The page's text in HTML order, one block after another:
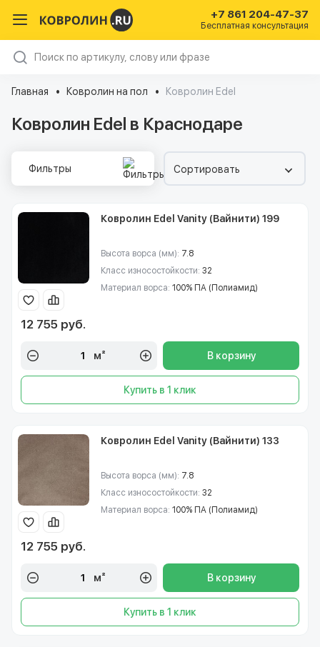
+7 861 204-47-37
Бесплатная консультация
Главная Ковролин на пол Ковролин Edel
Ковролин Edel в Краснодаре
Фильтры Сортировать
Ковролин Edel Vanity (Вайнити) 199
Высота ворса (мм): 7.8
Класс износостойкости: 32
Материал ворса: 100% ПА (Полиамид)
12 755 руб.
м² В корзину
Купить в 1 клик
Ковролин Edel Vanity (Вайнити) 133
Высота ворса (мм): 7.8
Класс износостойкости: 32
Материал ворса: 100% ПА (Полиамид)
12 755 руб.
м² В корзину
Купить в 1 клик